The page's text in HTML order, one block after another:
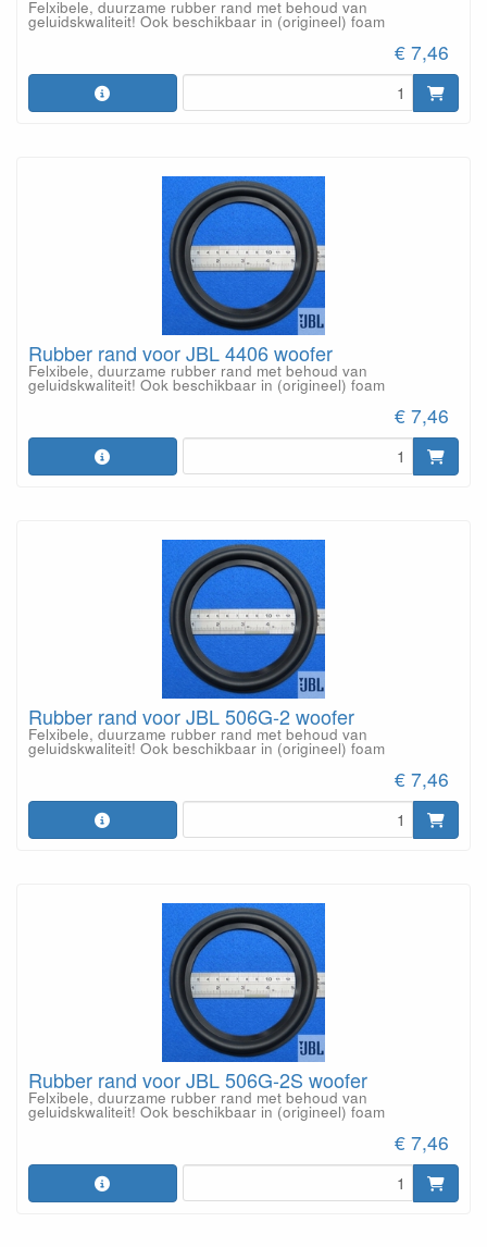
Felxibele, duurzame rubber rand met behoud van
geluidskwaliteit! Ook beschikbaar in (origineel) foam
€ 7,46
Rubber rand voor JBL 4406 woofer
Felxibele, duurzame rubber rand met behoud van
geluidskwaliteit! Ook beschikbaar in (origineel) foam
€ 7,46
Rubber rand voor JBL 506G-2 woofer
Felxibele, duurzame rubber rand met behoud van
geluidskwaliteit! Ook beschikbaar in (origineel) foam
€ 7,46
Rubber rand voor JBL 506G-2S woofer
Felxibele, duurzame rubber rand met behoud van
geluidskwaliteit! Ook beschikbaar in (origineel) foam
€ 7,46